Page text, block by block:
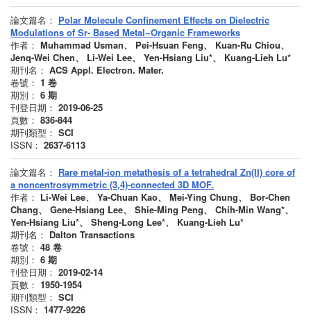
論文篇名： Polar Molecule Confinement Effects on Dielectric
Modulations of Sr- Based Metal−Organic Frameworks
作者： Muhammad Usman、 Pei-Hsuan Feng、 Kuan-Ru Chiou、
Jenq-Wei Chen、 Li-Wei Lee、 Yen-Hsiang Liu*、 Kuang-Lieh Lu*
期刊名： ACS Appl. Electron. Mater.
卷號： 1 卷
期別： 6 期
刊登日期： 2019-06-25
頁數： 836-844
期刊類型： SCI
ISSN： 2637-6113
論文篇名： Rare metal-ion metathesis of a tetrahedral Zn(II) core of
a noncentrosymmetric (3,4)-connected 3D MOF.
作者： Li-Wei Lee、 Ya-Chuan Kao、 Mei-Ying Chung、 Bor-Chen
Chang、 Gene-Hsiang Lee、 Shie-Ming Peng、 Chih-Min Wang*、
Yen-Hsiang Liu*、 Sheng-Long Lee*、 Kuang-Lieh Lu*
期刊名： Dalton Transactions
卷號： 48 卷
期別： 6 期
刊登日期： 2019-02-14
頁數： 1950-1954
期刊類型： SCI
ISSN： 1477-9226